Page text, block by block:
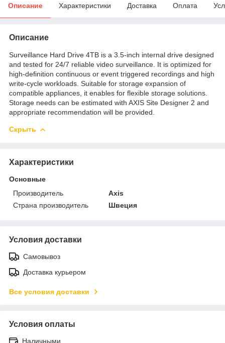
Описание Характеристики Доставка Оплата
Описание
Surveillance Hard Drive 4TB is a 3.5-inch internal drive designed
and tested for 24/7 reliable video surveillance. It is optimized for
high-definition continuous or event triggered recordings and high
write-cycle workloads. Suitable for storage expansion of
compatible appliances, it enables for flexible storage solutions.
Storage needs can be estimated with AXIS Site Designer 2 and
appropriate recommendation will be provided.
Скрыть
Характеристики
Основные
Производитель
Axis
Страна производитель
Швеция
Условия доставки
Самовывоз
Доставка курьером
Все условия доставки
Условия оплаты
Наличными